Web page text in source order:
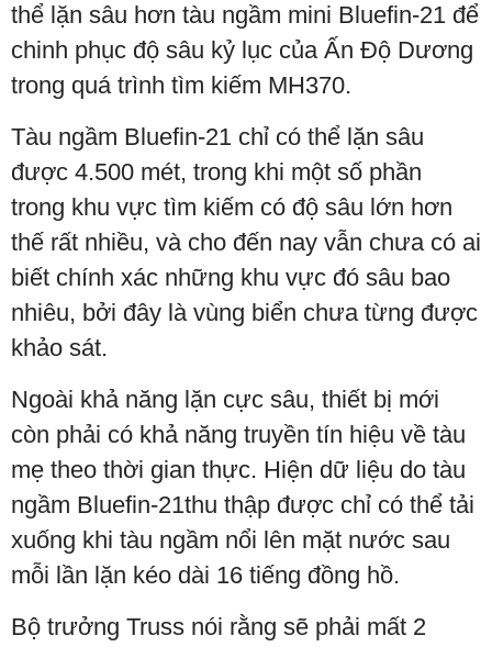
thể lặn sâu hơn tàu ngầm mini Bluefin-21 để
chinh phục độ sâu kỷ lục của Ấn Độ Dương
trong quá trình tìm kiếm MH370.
Tàu ngầm Bluefin-21 chỉ có thể lặn sâu
được 4.500 mét, trong khi một số phần
trong khu vực tìm kiếm có độ sâu lớn hơn
thế rất nhiều, và cho đến nay vẫn chưa có ai
biết chính xác những khu vực đó sâu bao
nhiêu, bởi đây là vùng biển chưa từng được
khảo sát.
Ngoài khả năng lặn cực sâu, thiết bị mới
còn phải có khả năng truyền tín hiệu về tàu
mẹ theo thời gian thực. Hiện dữ liệu do tàu
ngầm Bluefin-21thu thập được chỉ có thể tải
xuống khi tàu ngầm nổi lên mặt nước sau
mỗi lần lặn kéo dài 16 tiếng đồng hồ.
Bộ trưởng Truss nói rằng sẽ phải mất 2